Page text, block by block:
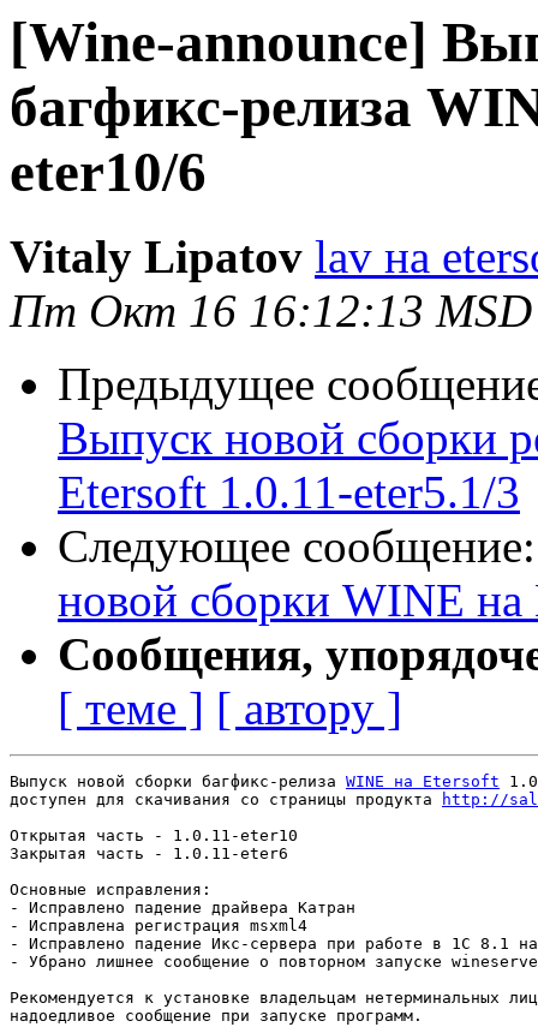
[Wine-announce]
багфикс-релиза
eter10/6
Vitaly Lipatov lav на
Пт Окт 16 16:12:13 MSD
Предыдущее
Выпуск новой сборки
Etersoft 1.0.11-eter5.1/3
Следующее
новой сборки WINE
Сообщения,
[ теме ] [ автору ]
Выпуск новой сборки багфикс-релиза WINE на Etersoft
доступен для скачивания со страницы продукта
http://
Открытая часть - 1.0.11-eter10
Закрытая часть - 1.0.11-eter6
Основные исправления:
- Исправлено падение драйвера Катран
- Исправлена регистрация msxml4
- Исправлено падение Икс-сервера при работе в 1С 8.1
- Убрано лишнее сообщение о повторном запуске
Рекомендуется к установке владельцам нетерминальных
надоедливое сообщение при запуске программ.